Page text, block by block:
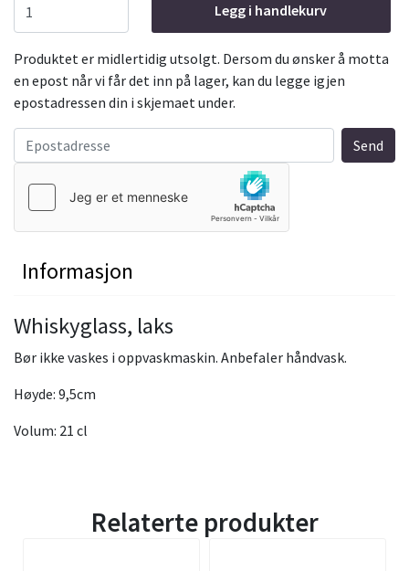
Legg i handlekurv
Produktet er midlertidig utsolgt. Dersom du ønsker å motta
en epost når vi får det inn på lager, kan du legge igjen
epostadressen din i skjemaet under.
Informasjon
Whiskyglass, laks
Bør ikke vaskes i oppvaskmaskin. Anbefaler håndvask.
Høyde: 9,5cm
Volum: 21 cl
Relaterte produkter